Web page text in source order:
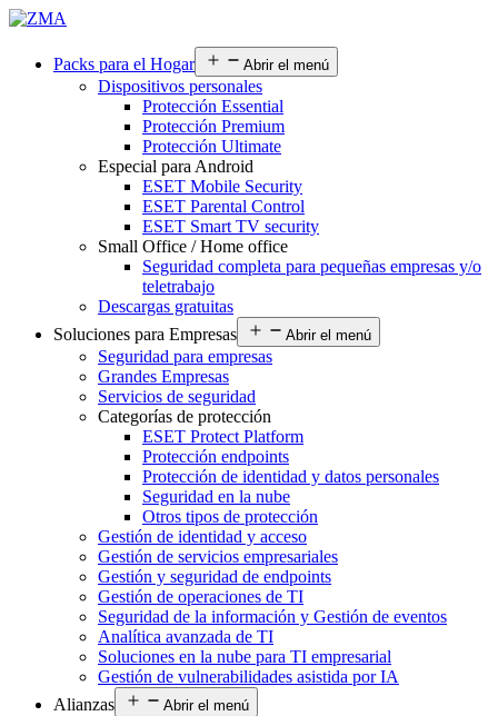
Packs para el Hogar Abrir el menú
Dispositivos personales
Protección Essential
Protección Premium
Protección Ultimate
Especial para Android
ESET Mobile Security
ESET Parental Control
ESET Smart TV security
Small Office / Home office
Seguridad completa para pequeñas empresas y/o
teletrabajo
Descargas gratuitas
Soluciones para Empresas
Abrir el menú
Seguridad para empresas
Grandes Empresas
Servicios de seguridad
Categorías de protección
ESET Protect Platform
Protección endpoints
Protección de identidad y datos personales
Seguridad en la nube
Otros tipos de protección
Gestión de identidad y acceso
Gestión de servicios empresariales
Gestión y seguridad de endpoints
Gestión de operaciones de TI
Seguridad de la información y Gestión de eventos
Analítica avanzada de TI
Soluciones en la nube para TI empresarial
Gestión de vulnerabilidades asistida por IA
Alianzas
Abrir el menú